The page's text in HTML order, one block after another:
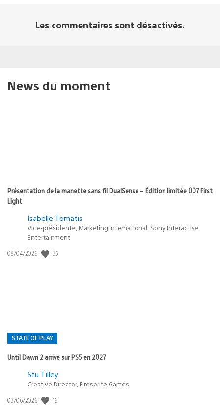
Les commentaires sont désactivés.
News du moment
Présentation de la manette sans fil DualSense – Édition limitée 007 First
Light
Isabelle Tomatis
Vice-présidente, Marketing international, Sony Interactive
Entertainment
Date
08/04/2026 35
STATE OF PLAY
Until Dawn 2 arrive sur PS5 en 2027
Postée
:
state
Stu Tilley
Creative Director, Firesprite Games
Date
03/06/2026 16